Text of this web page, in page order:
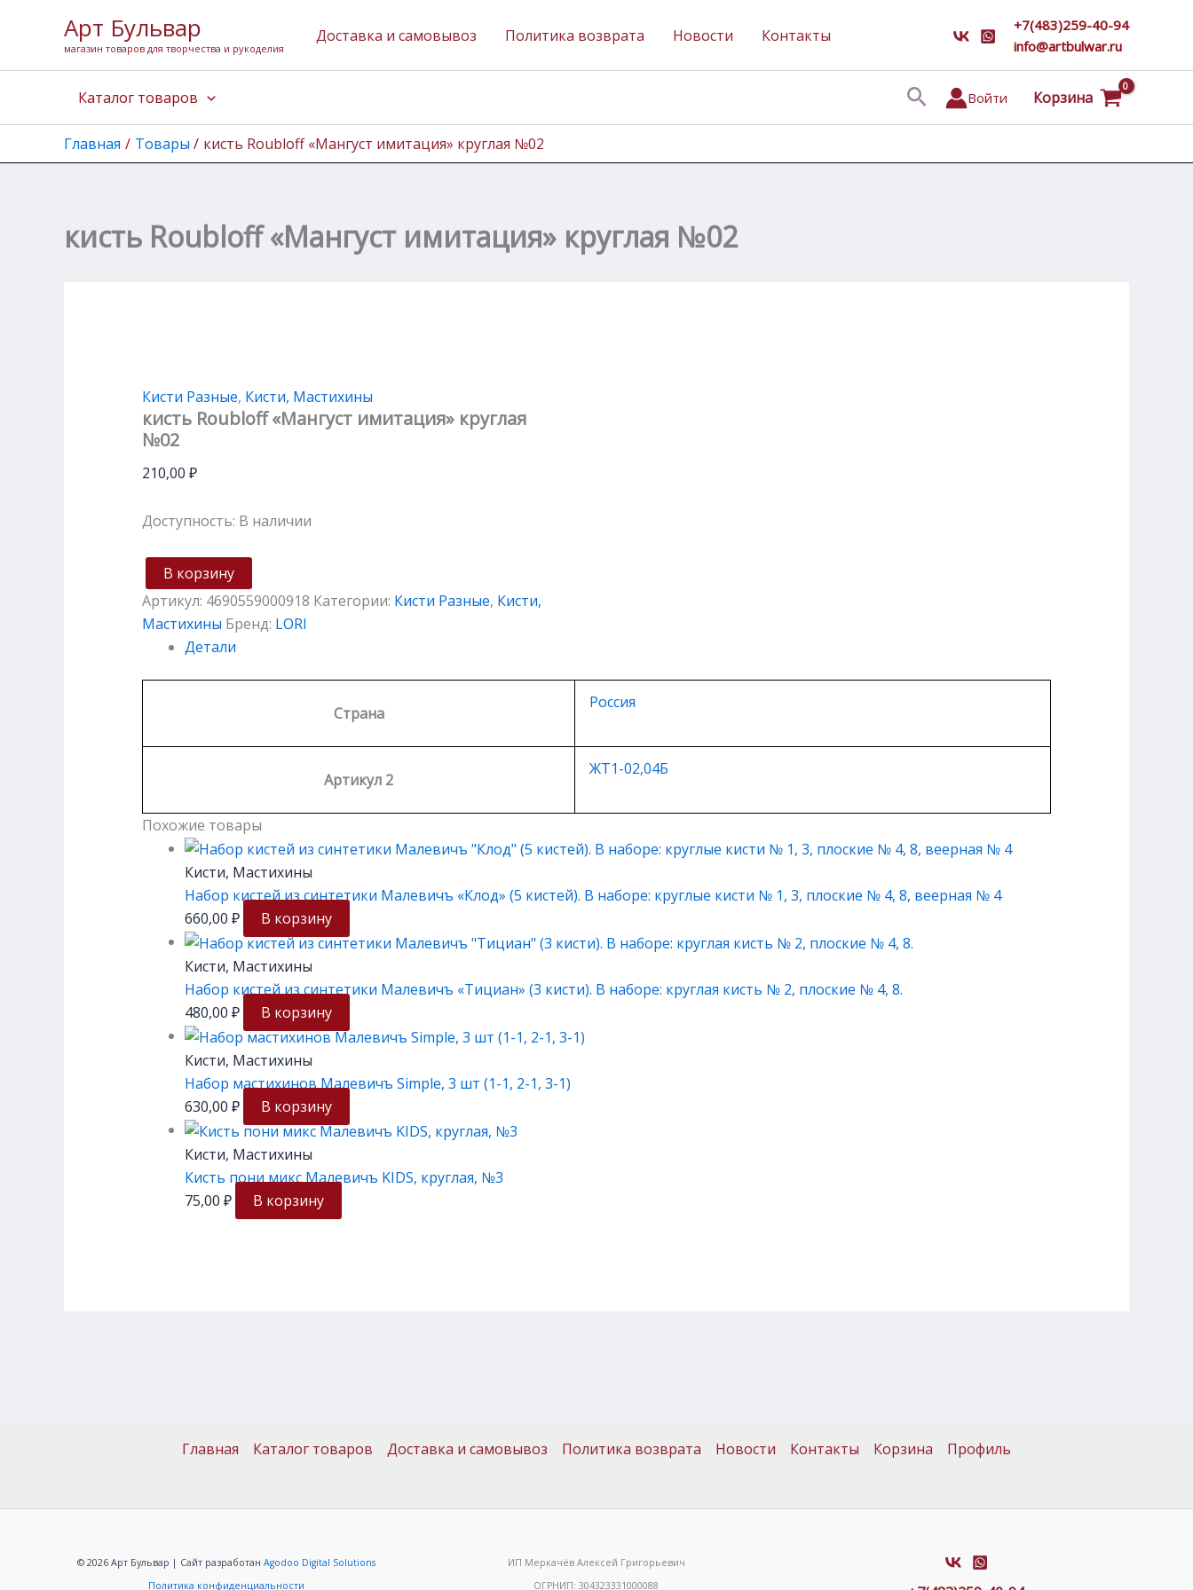
содержимому
Арт Бульвар
магазин товаров для творчества и рукоделия
Доставка и самовывоз Политика возврата Новости Контакты
+7(483)259-40-94
info@artbulwar.ru
Каталог товаров ПоискВойти Корзина
Главная Товары кисть Roubloff «Мангуст имитация» круглая №02
кисть Roubloff «Мангуст имитация» круглая №02
Кисти Разные, Кисти, Мастихины
кисть Roubloff «Мангуст имитация» круглая
№02
210,00 ₽
Доступность: В наличии
товара
кисть
Roubloff
имитация"
В корзину
Артикул: 4690559000918 Категории: Кисти Разные, Кисти,
Мастихины Бренд: LORI
Детали
Страна
Россия
Артикул 2
ЖТ1-02,04Б
Похожие товары
Кисти, Мастихины
Набор кистей из синтетики Малевичъ «Клод» (5 кистей). В наборе: круглые кисти № 1, 3, плоские № 4, 8, веерная № 4
660,00 ₽ В корзину
Кисти, Мастихины
Набор кистей из синтетики Малевичъ «Тициан» (3 кисти). В наборе: круглая кисть № 2, плоские № 4, 8.
480,00 ₽ В корзину
Кисти, Мастихины
Набор мастихинов Малевичъ Simple, 3 шт (1-1, 2-1, 3-1)
630,00 ₽ В корзину
Кисти, Мастихины
Кисть пони микс Малевичъ KIDS, круглая, №3
75,00 ₽ В корзину
Главная Каталог товаров Доставка и самовывоз Политика возврата Новости Контакты Корзина Профиль
© 2026 Арт Бульвар | Сайт разработанAgodoo Digital Solutions
Политика конфиденциальности
ИП Меркачёв Алексей Григорьевич
ОГРНИП: 304323331000088